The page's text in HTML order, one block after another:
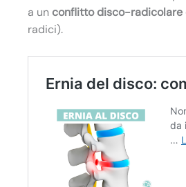
a unconflitto disco-radicolare
radici).